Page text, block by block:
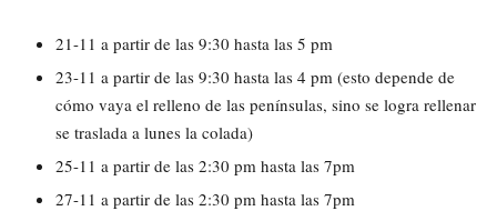
21-11 a partir de las 9:30 hasta las 5 pm
23-11 a partir de las 9:30 hasta las 4 pm (esto depende de
cómo vaya el relleno de las penínsulas, sino se logra rellenar
se traslada a lunes la colada)
25-11 a partir de las 2:30 pm hasta las 7pm
27-11 a partir de las 2:30 pm hasta las 7pm